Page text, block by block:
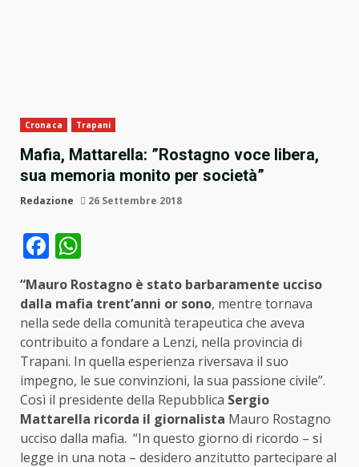
Cronaca Trapani
Mafia, Mattarella: ”Rostagno voce libera,
sua memoria monito per società”
Redazione 26 Settembre 2018
Facebook
“Mauro Rostagno è stato barbaramente ucciso
dalla mafia trent’anni or sono, mentre tornava
nella sede della comunità terapeutica che aveva
contribuito a fondare a Lenzi, nella provincia di
Trapani. In quella esperienza riversava il suo
impegno, le sue convinzioni, la sua passione civile”.
Così il presidente della Repubblica Sergio
Mattarella ricorda il giornalista Mauro Rostagno
ucciso dalla mafia. “In questo giorno di ricordo – si
legge in una nota – desidero anzitutto partecipare al